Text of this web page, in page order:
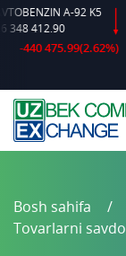
A-92 K5
8 302
Bosh sahifa
Tovarlarni